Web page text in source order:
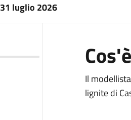
31 luglio 2026
Cos'è
Il
lignite di